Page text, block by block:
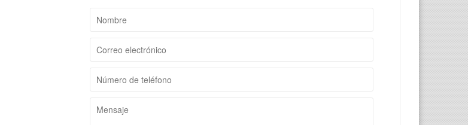
Nombre
Correo
Número
Mensaje